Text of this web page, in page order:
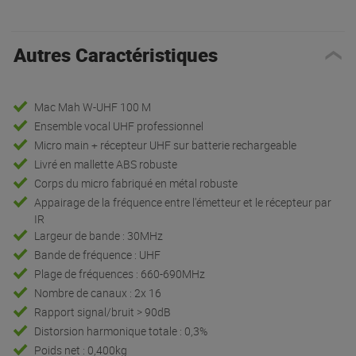
Autres Caractéristiques
Mac Mah W-UHF 100 M
Ensemble vocal UHF professionnel
Micro main + récepteur UHF sur batterie rechargeable
Livré en mallette ABS robuste
Corps du micro fabriqué en métal robuste
Appairage de la fréquence entre l'émetteur et le récepteur par
IR
Largeur de bande : 30MHz
Bande de fréquence : UHF
Plage de fréquences : 660-690MHz
Nombre de canaux : 2x 16
Rapport signal/bruit > 90dB
Distorsion harmonique totale : 0,3%
Poids net : 0,400kg